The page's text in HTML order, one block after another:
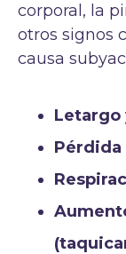
corporal, la
otros signos
causa
Letargo